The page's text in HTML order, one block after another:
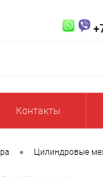
Контакты
• Цилиндровые